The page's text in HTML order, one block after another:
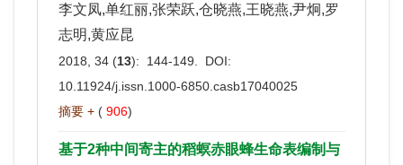
李文凤,单红丽,张荣跃,仓晓燕,王晓燕,尹炯,罗
志明,黄应昆
2018, 34 (13): 144-149. DOI:
10.11924/j.issn.1000-6850.casb17040025
摘要 + ( 906)
基于2种中间寄主的稻螟赤眼蜂生命表编制与